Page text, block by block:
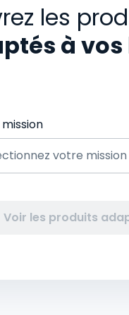
les
à vos
Voir les produits